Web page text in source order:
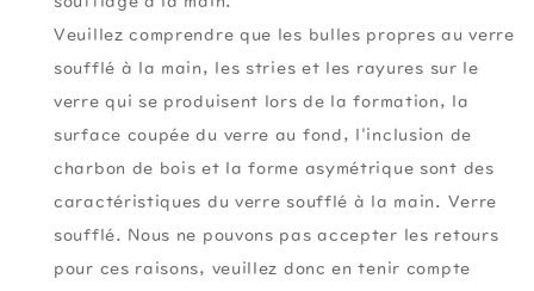
Veuillez comprendre que les bulles propres au verre
soufflé à la main, les stries et les rayures sur le
verre qui se produisent lors de la formation, la
surface coupée du verre au fond, l'inclusion de
charbon de bois et la forme asymétrique sont des
caractéristiques du verre soufflé à la main. Verre
soufflé. Nous ne pouvons pas accepter les retours
pour ces raisons, veuillez donc en tenir compte